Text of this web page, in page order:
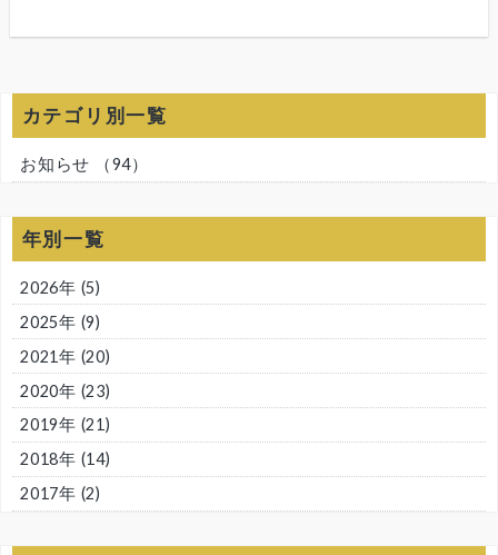
カテゴリ別一覧
お知らせ （94）
年別一覧
2026年 (5)
2025年 (9)
2021年 (20)
2020年 (23)
2019年 (21)
2018年 (14)
2017年 (2)